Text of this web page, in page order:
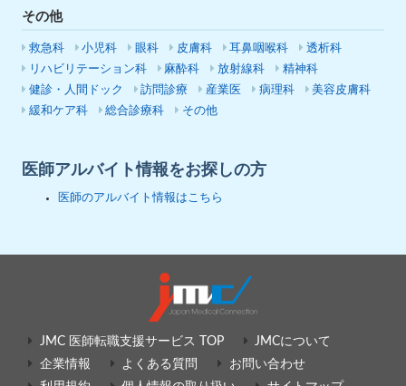
その他
救急科 小児科 眼科 皮膚科 耳鼻咽喉科
透析科
リハビリテーション科
麻酔科 放射線科
精神科
健診・人間ドック
訪問診療 産業医 病理科
美容皮膚科
緩和ケア科
総合診療科 その他
医師アルバイト情報をお探しの方
医師のアルバイト情報はこちら
JMC 医師転職支援サービス TOP
JMCについて
企業情報
よくある質問
お問い合わせ